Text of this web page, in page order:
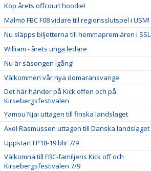
Köp årets offcourt hoodie!
Malmö FBC F08 vidare till regionsslutspel i USM!
Nu släpps biljetterna till hemmapremiären i SSL
William - årets unga ledare
Nu är säsongen igång!
Välkommen vår nya domaransvarige
Det här händer på Kick offen och på
Kirsebergsfestivalen
Yamou Njai uttagen till finska landslaget
Axel Rasmussen uttagen till Danska landslaget
Uppstart FP18-19 blir 7/9
Välkomna till FBC-familjens Kick off och
Kirsebergsfestivalen 7/9